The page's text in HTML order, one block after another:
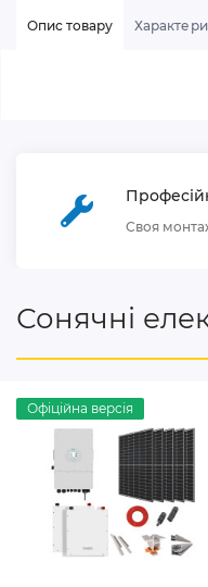
Опис товару
Своя
Сонячні
Офіційна версія